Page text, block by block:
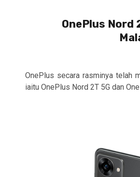
OnePlus Nord
OnePlus secara rasminya telah
iaitu OnePlus Nord 2T 5G dan